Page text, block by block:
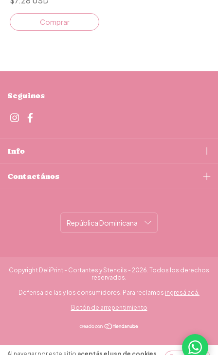
Comprar
Seguinos
Info
Contactános
Copyright DeliPrint - Cortantes y Stencils - 2026. Todos los derechos
reservados.
Defensa de las y los consumidores. Para reclamos ingresá acá.
Botón de arrepentimiento